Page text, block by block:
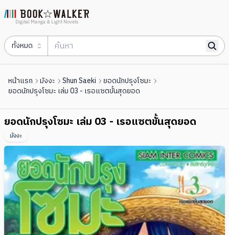
Digital Manga & Light Novels
ทั้งหมด
หน้าแรก มังงะ Shun Saeki
ยอดนักปรุงโซมะ
ยอดนักปรุงโซมะ เล่ม 03 - เรอแซตขั้นสุดยอด
ยอดนักปรุงโซมะ เล่ม 03 - เรอแซตขั้นสุดยอด
มังงะ